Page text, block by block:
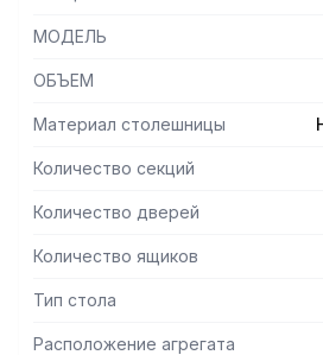
МОДЕЛЬ
ОБЪЕМ
Материал столешницы
Количество секций
Количество дверей
Количество ящиков
Тип стола
Расположение агрегата